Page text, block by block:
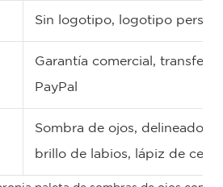
Sin logotipo, logotipo
Garantía comercial,
PayPal
Sombra de ojos, delineador
brillo de labios, lápiz de